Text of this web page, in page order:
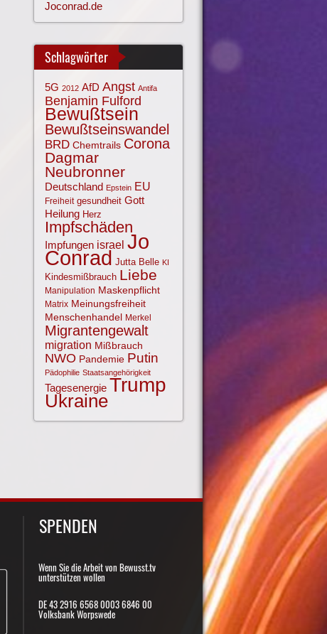
Joconrad.de
Schlagwörter
5G 2012 AfD Angst Antifa
Benjamin Fulford
Bewußtsein
Bewußtseinswandel
BRD Chemtrails Corona
Dagmar
Neubronner
Deutschland Epstein EU
Freiheit gesundheit Gott
Heilung Herz
Impfschäden
Impfungen israel Jo
Conrad Jutta Belle KI
Kindesmißbrauch Liebe
Manipulation Maskenpflicht
Matrix Meinungsfreiheit
Menschenhandel Merkel
Migrantengewalt
migration Mißbrauch
NWO Pandemie Putin
Pädophilie Staatsangehörigkeit
Tagesenergie Trump
Ukraine
SPENDEN
Wenn Sie die Arbeit von Bewusst.tv
unterstützen wollen
DE 43 2916 6568 0003 6846 00
Volksbank Worpswede